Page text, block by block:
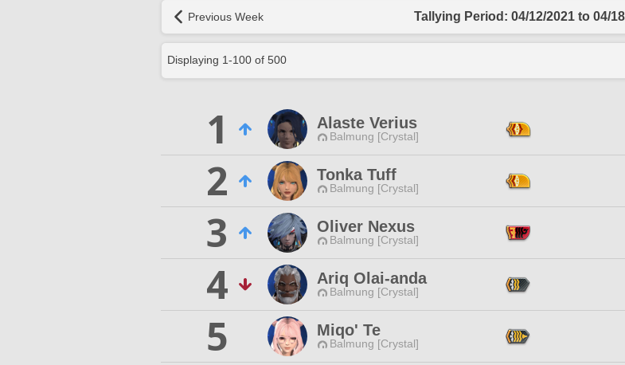
Previous Week Tallying Period: 04/12/2021 to 04/
Displaying 1-100 of 500
1 Alaste Verius
Balmung [Crystal]
2
Tonka Tuff
Balmung [Crystal]
3
Oliver Nexus
Balmung [Crystal]
4
Ariq Olai-anda
Balmung [Crystal]
5
Miqo' Te
Balmung [Crystal]